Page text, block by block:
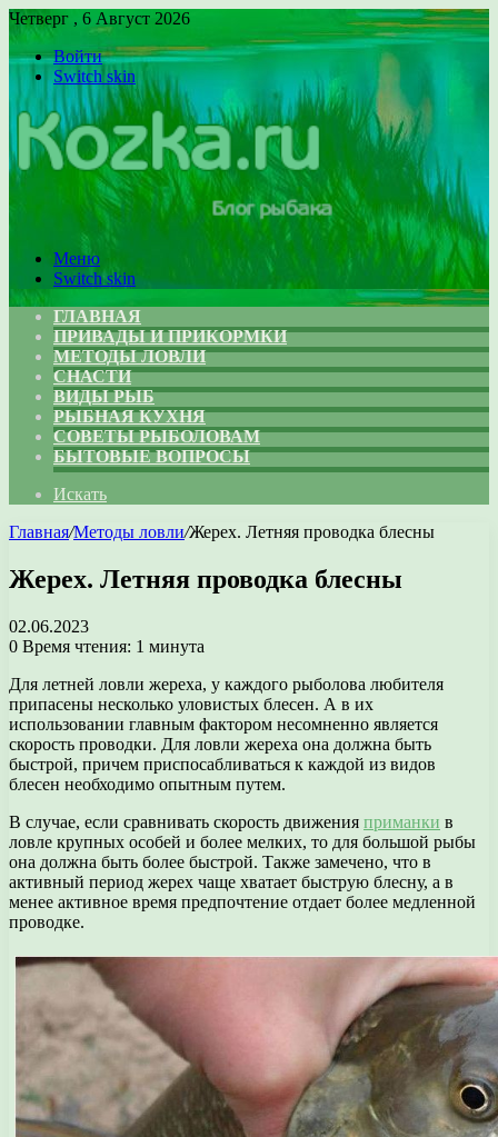
Четверг , 6 Август 2026
Войти
Switch skin
Меню
Switch skin
ГЛАВНАЯ
ПРИВАДЫ И ПРИКОРМКИ
МЕТОДЫ ЛОВЛИ
СНАСТИ
ВИДЫ РЫБ
РЫБНАЯ КУХНЯ
СОВЕТЫ РЫБОЛОВАМ
БЫТОВЫЕ ВОПРОСЫ
Искать
Главная/Методы ловли/Жерех. Летняя проводка блесны
Жерех. Летняя проводка блесны
02.06.2023
0 Время чтения: 1 минута
Для летней ловли жереха, у каждого рыболова любителя
припасены несколько уловистых блесен. А в их
использовании главным фактором несомненно является
скорость проводки. Для ловли жереха она должна быть
быстрой, причем приспосабливаться к каждой из видов
блесен необходимо опытным путем.
В случае, если сравнивать скорость движения приманки в
ловле крупных особей и более мелких, то для большой рыбы
она должна быть более быстрой. Также замечено, что в
активный период жерех чаще хватает быструю блесну, а в
менее активное время предпочтение отдает более медленной
проводке.